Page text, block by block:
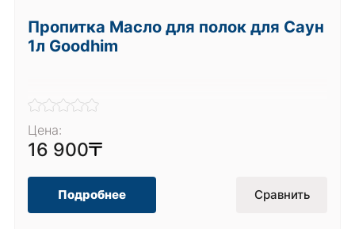
Пропитка Масло для полок для Саун
1л Goodhim
Цена:
16 900
Подробнее Сравнить